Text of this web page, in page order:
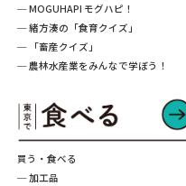
─ MOGUHAPI モグハピ！
─ 緒方湊の「食育クイズ」
─ 「畜産クイズ」
─ 農林水産業をみんなで学ぼう！
買う・食べる
─ 加工品